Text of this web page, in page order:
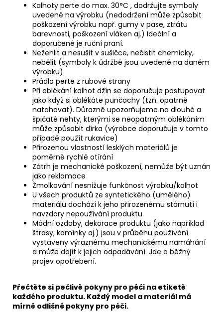
Kalhoty perte do max. 30°C , dodržujte symboly
uvedené na výrobku (nedodržení může způsobit
poškození výrobku např. gumy v pase, ztrátu
barevnosti, poškození vláken aj.) Ideální a
doporučené je ruční praní.
Nežehlit a nesušit v sušičce, nečistit chemicky,
nebělit (symboly k údržbě jsou uvedené na daném
výrobku)
Prádlo perte z rubové strany
Při oblékání kalhot džín se doporučuje postupovat
jako když si oblékáte punčochy (tzn. opatrně
natahovat). Důrazně upozorňujeme na dlouhé a
špičaté nehty, kterými se neopatrným oblékáním
může způsobit dírka (výrobce doporučuje v tomto
případě použít rukavice)
Přirozenou vlastností lesklých materiálů je
poměrně rychlé otírání
Zátrh je mechanické poškození, nemůže být uznán
jako reklamace
Žmolkování nesnižuje funkčnost výrobku/kalhot
U všech produktů ze syntetického (umělého)
materiálu dochází k jeho přirozenému stárnutí i
navzdory nepoužívání produktu.
Módní ozdoby, dekorace produktu (jako například
štrasy, kamínky aj.) jsou v průběhu používání
vystaveny výraznému mechanickému namáhání
a může dojít k jejich odpadávání. Jde o běžný
projev opotřebení.
Přečtěte si pečlivě pokyny pro péči na etiketě
každého produktu. Každý model a materiál má
mírně odlišné pokyny pro péči.